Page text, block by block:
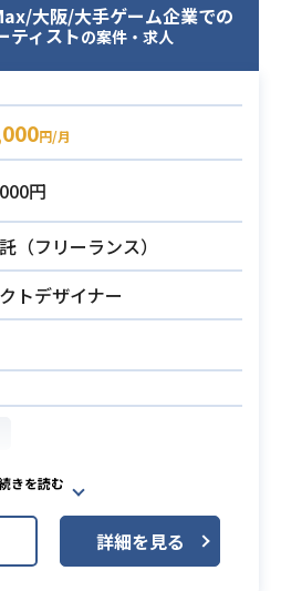
時の打撃エフェクトやUIの発
連する画像素材の制作含
ィック品質の追求
効率を高める為のミドルウ
導入検証
なワークフローを実証
ル端末への実装に沿った最
装に必要な各種セッティン
内に登場するカットシーン
チャ演出等の構成と制作
Unity/SparkGear等
でのゲームエフェクト制作
以上
クフロー構築の経験
ェクトやカットシーン等の
質管理
大阪/大手ゲーム企業での
ティストの案件・求人
円/月
円
（フリーランス）
トデザイナー
名ゲーム企業にて、開発・運
いるタイトルの
発における、リグ制作を行
ただきます。
詳細を見る